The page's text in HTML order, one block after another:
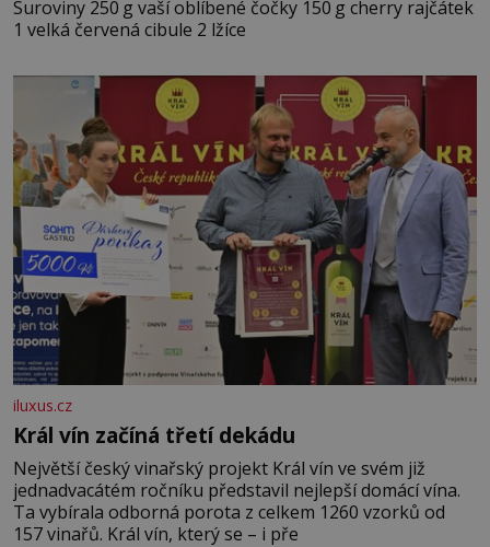
Suroviny 250 g vaší oblíbené čočky 150 g cherry rajčátek
1 velká červená cibule 2 lžíce
iluxus.cz
Král vín začíná třetí dekádu
Největší český vinařský projekt Král vín ve svém již
jednadvacátém ročníku představil nejlepší domácí vína.
Ta vybírala odborná porota z celkem 1260 vzorků od
157 vinařů. Král vín, který se – i pře